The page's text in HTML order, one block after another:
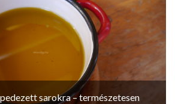
sarokra – természetesen